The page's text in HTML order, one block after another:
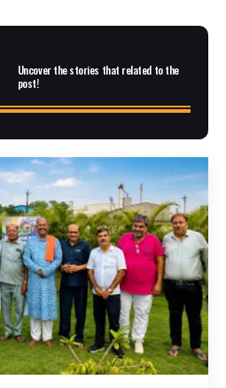
Uncover the stories that related to the
post!